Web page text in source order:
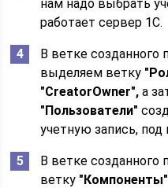
нам надо выбрать
работает сервер 1С.
В ветке созданного
выделяем ветку
"CreatorOwner", а
"Пользователи"
учетную запись, под
В ветке созданного
ветку "Компоненты"